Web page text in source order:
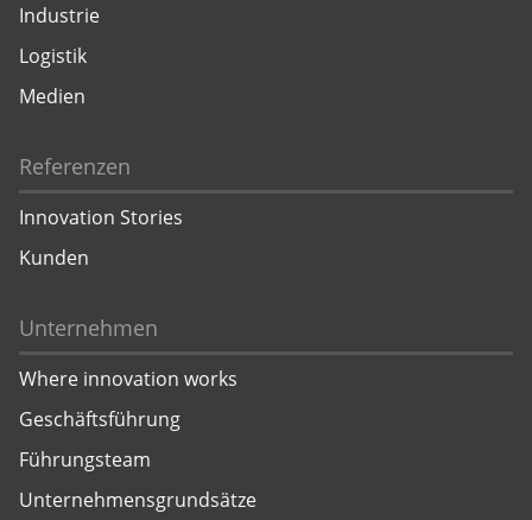
Industrie
Logistik
Medien
Referenzen
Innovation Stories
Kunden
Unternehmen
Where innovation works
Geschäftsführung
Führungsteam
Unternehmensgrundsätze